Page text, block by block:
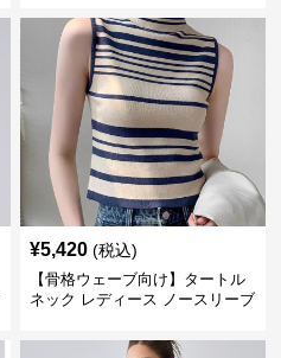
S〜3XL
¥5,420 (税込)
【骨格ウェーブ向け】タートル
ネック レディース ノースリーブ